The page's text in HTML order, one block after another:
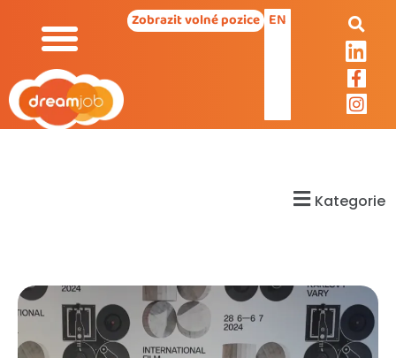
Zobrazit volné pozice EN
Kategorie